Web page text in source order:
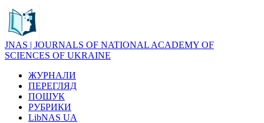
JNAS | JOURNALS OF NATIONAL ACADEMY OF
SCIENCES OF UKRAINE
ЖУРНАЛИ
ПЕРЕГЛЯД
ПОШУК
РУБРИКИ
LibNAS UA